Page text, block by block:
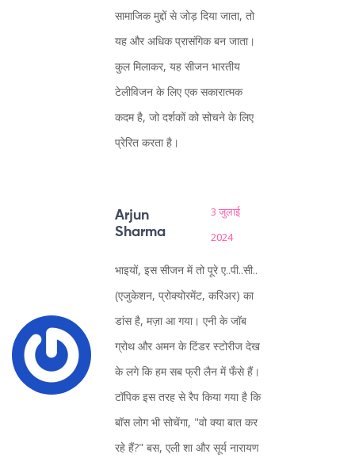
सामाजिक मुद्दों से जोड़ दिया जाता, तो
यह और अधिक प्रासंगिक बन जाता।
कुल मिलाकर, यह सीजन भारतीय
टेलीविजन के लिए एक सकारात्मक
कदम है, जो दर्शकों को सोचने के लिए
प्रेरित करता है।
Arjun
Sharma
3 जुलाई
2024
भाइयों, इस सीजन में तो पूरे ए..पी..सी..
(एजुकेशन, प्रोक्योरमेंट, करिअर) का
डांस है, मज़ा आ गया। एनी के जॉब
ग्रोथ और अमन के टिंडर स्टोरीज देख
के लगे कि हम सब फ्री लैन में फँसे हैं।
टॉपिक इस तरह से रैप किया गया है कि
बॉस लोग भी सोचेंगा, "वो क्या बात कर
रहे हैं?" बस, एली शा और सूर्य नारायण